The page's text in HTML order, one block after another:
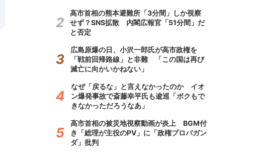
高市首相の熊本避難所「3分間」しか視察
せず？SNS拡散 内閣広報官「51分間」だ
と否定
広島原爆の日、小沢一郎氏が高市政権を
「戦前回帰路線」と非難 「この国は再び
滅亡に向かいかねない」
なぜ「戻るな」と言えなかったのか イオ
ン爆発事故で斎藤幸平氏も逡巡「ボクもで
きなかっただろうなあ」
高市首相の被災地視察動画が炎上 BGM付
き「総理が主役のPV」に「政権プロパガン
ダ」批判